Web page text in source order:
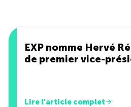
EXP nomme Hervé
de premier vice-
Lire l'article complet